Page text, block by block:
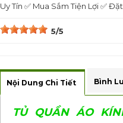
Uy Tín ✅ Mua Sắm Tiện Lợi ✅
5/5
Nội Dung Chi Tiết Bình
TỦ QUẦN ÁO